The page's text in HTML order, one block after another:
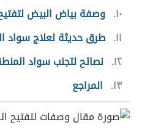
١٠ وصفة بياض البيض
١١ طرق حديثة لعلاج سواد
١٢ نصائح لتجنب سواد
١٣
المراجع